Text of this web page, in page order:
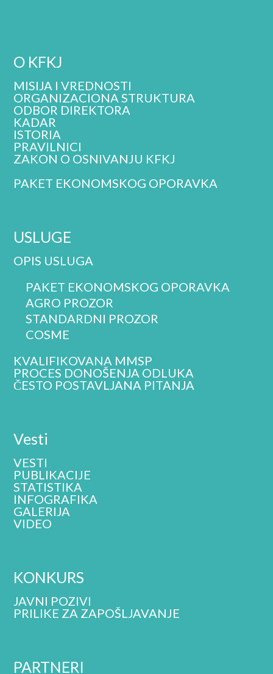
O KFKJ
MISIJA I VREDNOSTI
ORGANIZACIONA STRUKTURA
ODBOR DIREKTORA
KADAR
ISTORIA
PRAVILNICI
ZAKON O OSNIVANJU KFKJ
PAKET EKONOMSKOG OPORAVKA
USLUGE
OPIS USLUGA
PAKET EKONOMSKOG OPORAVKA
AGRO PROZOR
STANDARDNI PROZOR
COSME
KVALIFIKOVANA MMSP
PROCES DONOŠENJA ODLUKA
ČESTO POSTAVLJANA PITANJA
Vesti
VESTI
PUBLIKACIJE
STATISTIKA
INFOGRAFIKA
GALERIJA
VIDEO
KONKURS
JAVNI POZIVI
PRILIKE ZA ZAPOŠLJAVANJE
PARTNERI